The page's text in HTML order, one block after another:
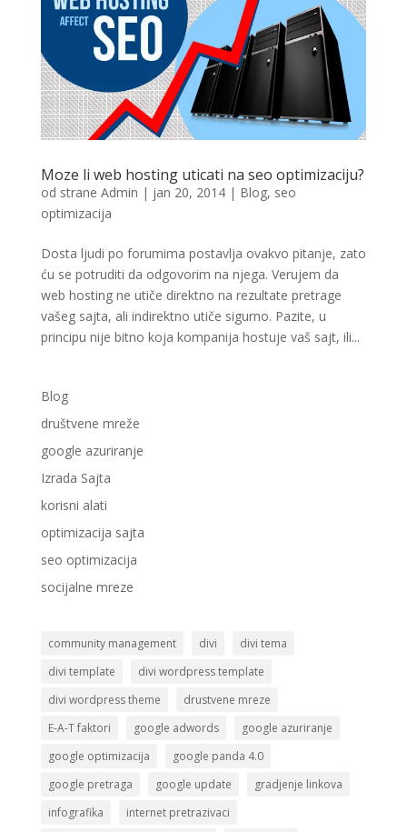
Moze li web hosting uticati na seo optimizaciju?
od strane Admin | jan 20, 2014| Blog, seo
optimizacija
Dosta ljudi po forumima postavlja ovakvo pitanje, zato
ću se potruditi da odgovorim na njega. Verujem da
web hosting ne utiče direktno na rezultate pretrage
vašeg sajta, ali indirektno utiče sigurno. Pazite, u
principu nije bitno koja kompanija hostuje vaš sajt, ili...
Blog
društvene mreže
google azuriranje
Izrada Sajta
korisni alati
optimizacija sajta
seo optimizacija
socijalne mreze
community management divi
divi tema
divi template
divi wordpress template
divi wordpress theme
drustvene mreze
E-A-T faktori
google adwords
google azuriranje
google optimizacija
google panda 4.0
google pretraga
google update
gradjenje linkova
infografika
internet pretrazivaci